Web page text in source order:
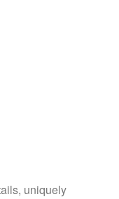
uniquely